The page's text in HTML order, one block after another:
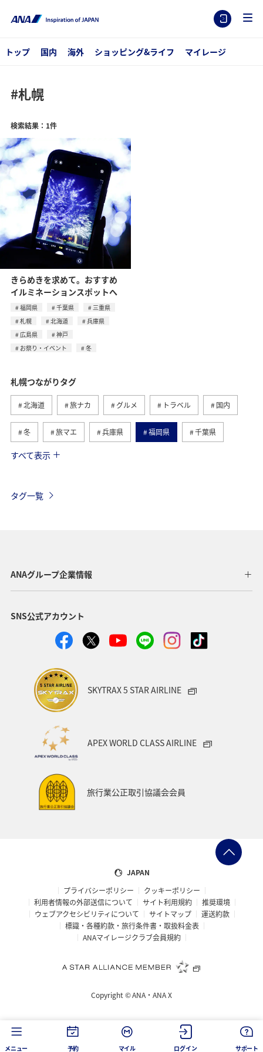
トップ 国内 海外 ショッピング&ライフ マイレージ
#札幌
検索結果：1件
きらめきを求めて。おすすめ
イルミネーションスポットへ
福岡県 千葉県
三重県
札幌
北海道
兵庫県
広島県
神戸
お祭り・イベント
冬
札幌つながりタグ
北海道 旅ナカ グルメ トラベル 国内
冬 旅マエ 兵庫県 福岡県 千葉県
三重県
福井県 マイルを貯める
すべて表示
タグ一覧
ANAグループ企業情報
SNS公式アカウント
SKYTRAX 5 STAR AIRLINE
APEX WORLD CLASS AIRLINE
旅行業公正取引協議会会員
JAPAN
プライバシーポリシー
クッキーポリシー
利用者情報の外部送信について
サイト利用規約
推奨環境
ウェブアクセシビリティについて
サイトマップ
運送約款
標識・各種約款・旅行条件書・取扱料金表
ANAマイレージクラブ会員規約
Copyright ©ANA・ANA X
メニュー 予約 マイル ログイン サポート